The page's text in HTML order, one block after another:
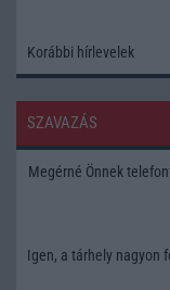
Korábbi hírlevelek
SZAVAZÁS
Megérné Önnek
Igen, a tárhely nagyon